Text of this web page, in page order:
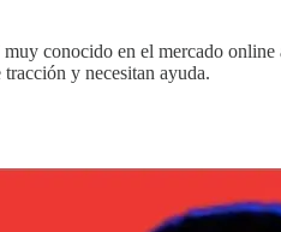
muy conocido en el mercado
y necesitan ayuda.